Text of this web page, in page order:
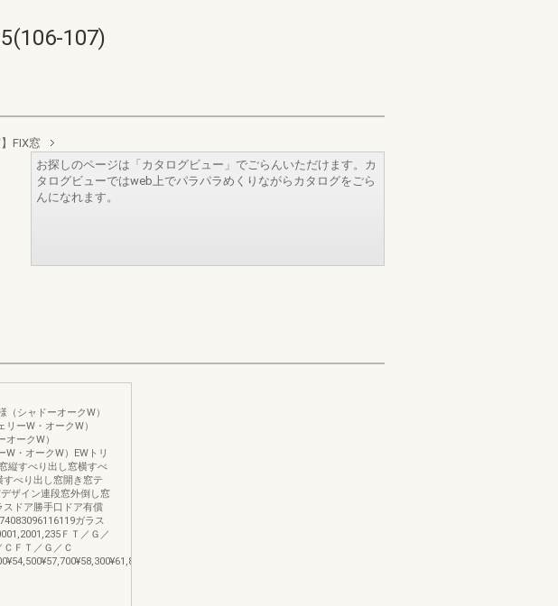
107)
】FIX窓
お探しのページは「カタログビュー」でごらんいただけます。カ
タログビューではweb上でパラパラめくりながらカタログをごら
んになれます。
シャドーオークW）
ーW・オークW）
ークW）
・オークW）EWトリ
縦すべり出し窓横すべ
べり出し窓開き窓テ
ザイン連段窓外倒し窓
スドア勝手口ドア有償
ガラス
ＦＴ／Ｇ／
ＦＴ／Ｇ／Ｃ